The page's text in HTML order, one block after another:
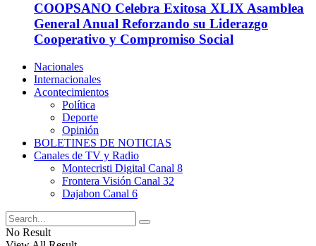
COOPSANO Celebra Exitosa XLIX Asamblea
General Anual Reforzando su Liderazgo
Cooperativo y Compromiso Social
Nacionales
Internacionales
Acontecimientos
Política
Deporte
Opinión
BOLETINES DE NOTICIAS
Canales de TV y Radio
Montecristi Digital Canal 8
Frontera Visión Canal 32
Dajabon Canal 6
No Result